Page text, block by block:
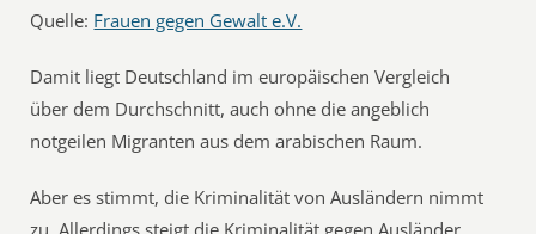
Quelle: Frauen gegen Gewalt e.V.
Damit liegt Deutschland im europäischen Vergleich
über dem Durchschnitt, auch ohne die angeblich
notgeilen Migranten aus dem arabischen Raum.
Aber es stimmt, die Kriminalität von Ausländern nimmt
zu. Allerdings steigt die Kriminalität gegen Ausländer